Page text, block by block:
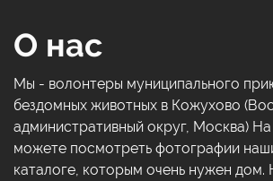
О нас
Мы - волонтеры муниципального
бездомных животных в Кожухово
административный округ, Москва)
можете посмотреть фотографии
каталоге, которым очень нужен дом.